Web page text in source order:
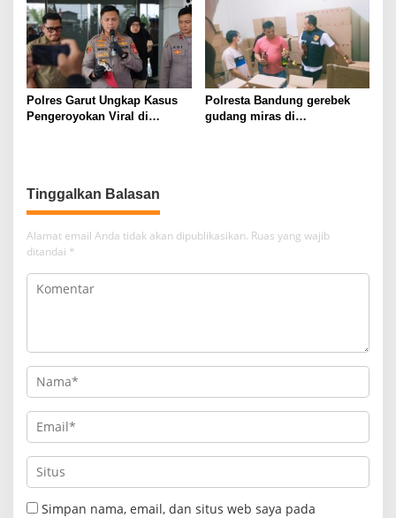
Berknalpot Tidak Sesuai
Spesifikasi Teknis
Polres Garut Ungkap Kasus
Pengeroyokan Viral di
Polresta Bandung gerebek
gudang miras di
Tinggalkan Balasan
Alamat email Anda tidak akan dipublikasikan. Ruas yang wajib
ditandai *
Simpan nama, email, dan situs web saya pada